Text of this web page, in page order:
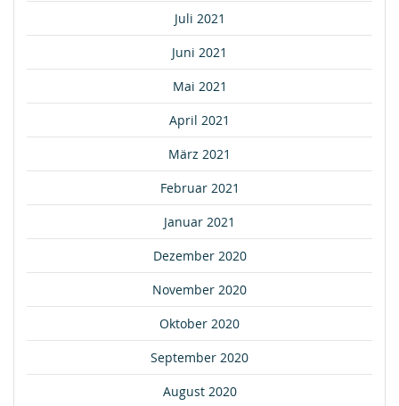
Juli 2021
Juni 2021
Mai 2021
April 2021
März 2021
Februar 2021
Januar 2021
Dezember 2020
November 2020
Oktober 2020
September 2020
August 2020